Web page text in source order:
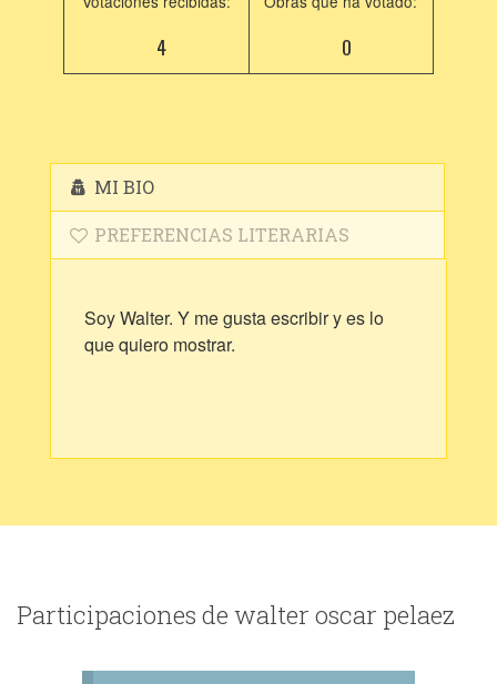
4 0
MI BIO
PREFERENCIAS LITERARIAS
Soy Walter. Y me gusta escribir y es lo
que quiero mostrar.
Participaciones de walter oscar pelaez